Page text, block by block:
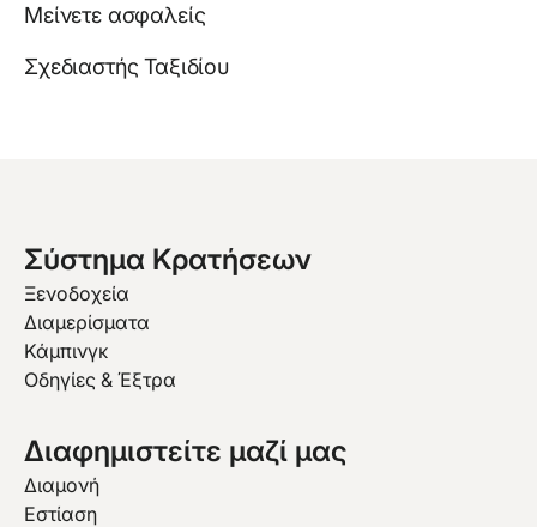
Μείνετε ασφαλείς
Σχεδιαστής Ταξιδίου
Σύστημα Κρατήσεων
Ξενοδοχεία
Διαμερίσματα
Κάμπινγκ
Οδηγίες & Έξτρα
Διαφημιστείτε μαζί μας
Διαμονή
Εστίαση